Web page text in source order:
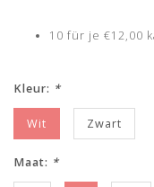
10 für je €12,00
Kleur: *
Wit Zwart
Maat: *